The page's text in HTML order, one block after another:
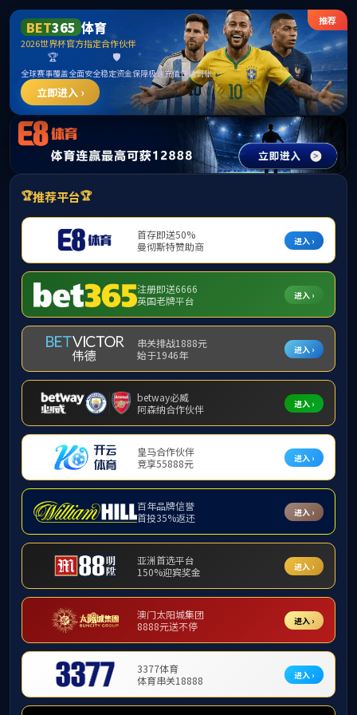
新京葡萄网(中国)有限公司
提示：访问地址无效，2023/0619/c28a84086/http:找不到对应的栏目！
首页 关闭此页